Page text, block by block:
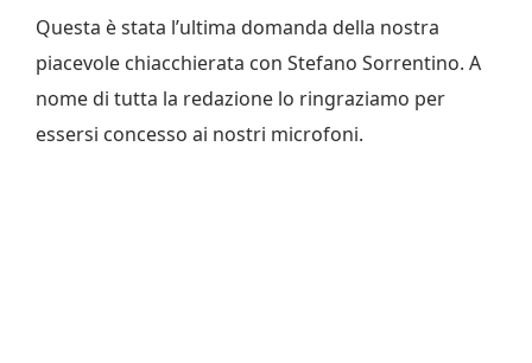
Questa è stata l’ultima domanda della nostra
piacevole chiacchierata con Stefano Sorrentino. A
nome di tutta la redazione lo ringraziamo per
essersi concesso ai nostri microfoni.